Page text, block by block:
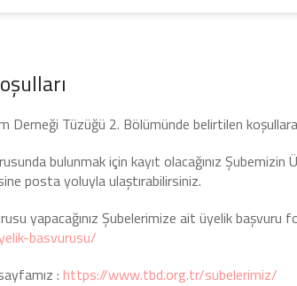
Derneği Tüzüğü 2. Bölümünde belirtilen
bulunmak için kayıt olacağınız Şubemizin
posta yoluyla ulaştırabilirsiniz.
yapacağınız Şubelerimize ait üyelik başvuru
basvurusu/
: https://www.tbd.org.tr/subelerimiz/